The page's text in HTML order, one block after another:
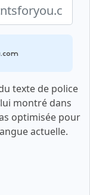
texte de police
montré dans
optimisée pour
actuelle.